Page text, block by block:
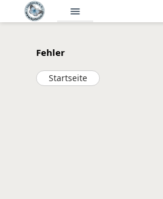
menu
Fehler
Startseite